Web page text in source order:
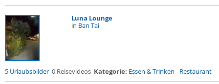
Luna Lounge
in Ban Tai
5 Urlaubsbilder 0 Reisevideos Kategorie: Essen & Trinken - Restaurant